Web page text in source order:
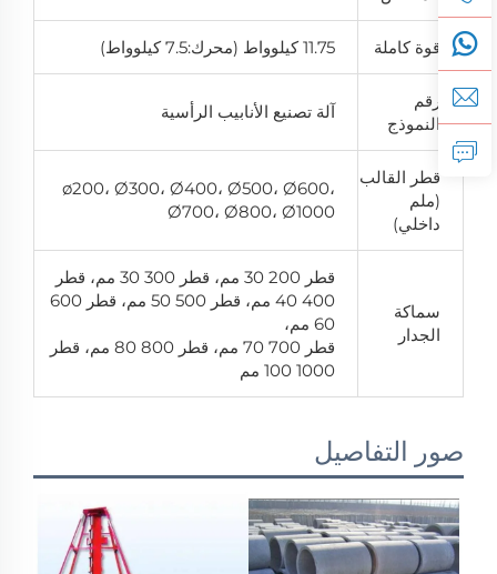
قوة كاملة 11.75 كيلوواط (محرك:7.5 كيلوواط)
رقم
النموذج
آلة تصنيع الأنابيب الرأسية
قطر القالب
(ملم
داخلي)
ø200، Ø300، Ø400، Ø500، Ø600،
Ø700، Ø800، Ø1000
سماكة
الجدار
قطر 200 30 مم، قطر 300 30 مم، قطر
400 40 مم، قطر 500 50 مم، قطر 600
60 مم،
قطر 700 70 مم، قطر 800 80 مم، قطر
1000 100 مم
صور التفاصيل